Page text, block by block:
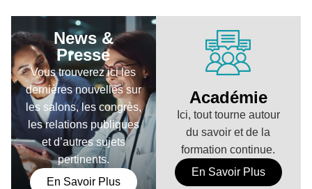
Académie
Ici, tout tourne autour
du savoir et de la
formation continue.
En Savoir Plus
News &
Presse
Vous trouverez ici les
dernières nouvelles sur
les salons, les congrès,
les relations publiques
et d’autres sujets
pertinents.
En Savoir Plus